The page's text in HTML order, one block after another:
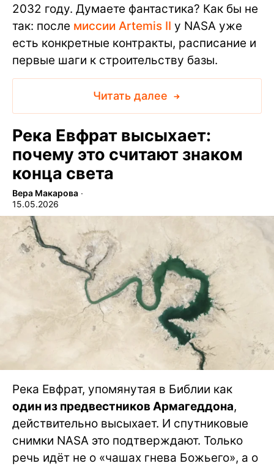
2032 году. Думаете фантастика? Как бы не
так: после миссии Artemis II у NASA уже
есть конкретные контракты, расписание и
первые шаги к строительству базы.
Читать далее
Река Евфрат высыхает:
почему это считают знаком
конца света
Вера Макарова ∙
15.05.2026
Река Евфрат, упомянутая в Библии как
один из предвестников Армагеддона,
действительно высыхает. И спутниковые
снимки NASA это подтверждают. Только
речь идёт не о «чашах гнева Божьего», а о